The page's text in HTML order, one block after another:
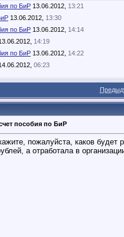
по БиР 13.06.2012, 13:21
13.06.2012, 13:30
по БиР 13.06.2012, 14:14
14:19
по БиР 13.06.2012, 14:22
06:23
пособия по БиР
пожалуйста, каков будет
а отработала в